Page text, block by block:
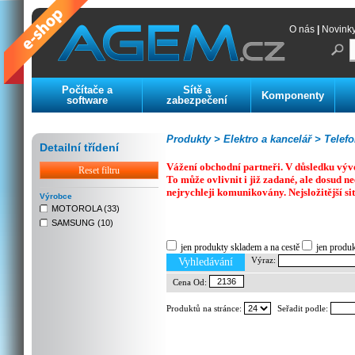
O nás
Počítače a
software
Sítě a
zabezpečení
Komponenty
Detailní třídení
Reset filtru
Výrobce
MOTOROLA (33)
SAMSUNG (10)
Elektro a kancelář >
Produkty >
Vážení obchodní partneři. V důsledku
To může ovlivnit i již zadané, ale dosud
nejrychleji komunikovány. Nejsložitější
jen produkty skladem a na cestě jen
Vyhledávání Výraz:
Cena Od:
Produktů na stránce: Seřadit podle: